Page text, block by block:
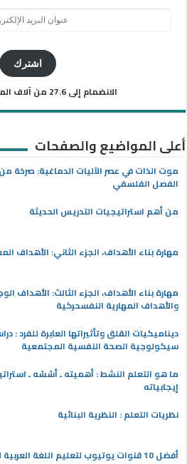
اشترك
الانضمام إلى 27.6 من آلاف المشتركين الآخرين
أعلى المواضيع والصفحات
موت الذات في عصر الآليات الدماغية: صرخة
الفصل الفلسفي
من أهم استراتيجيات التدريس الحديثة
مهارة بناء الأهداف، الجزء الثاني: الأهداف
مهارة بناء الأهداف، الجزء الثالث: الأهداف
والأهداف المهارية النفسحركية
ديناميكيات القلق وتأثيراتها العابرة للفرد :
سيكولوجية الصحة النفسية المجتمعية
ما هو التعلم النشط : أهميته ـ أسُسُه ـ
إيجابياته
نظريات التعلم : النظرية البنائية
أفضل 10 قنوات يوتيوب لتعليم اللغة العربية للأطفال